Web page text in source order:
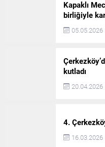
Kapaklı
birliğiyle
05.05.2026
kutladı
20.04.2026
4.
16.03.2026